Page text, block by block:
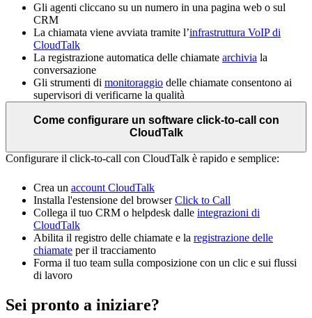
Gli agenti cliccano su un numero in una pagina web o sul
CRM
La chiamata viene avviata tramite l’infrastruttura VoIP di
CloudTalk
La registrazione automatica delle chiamate archivia la
conversazione
Gli strumenti di monitoraggio delle chiamate consentono ai
supervisori di verificarne la qualità
Come configurare un software click-to-call con
CloudTalk
Configurare il click-to-call con CloudTalk è rapido e semplice:
Crea un account CloudTalk
Installa l'estensione del browserClick to Call
Collega il tuo CRM o helpdesk dalle integrazioni di
CloudTalk
Abilita il registro delle chiamate e la registrazione delle
chiamate per il tracciamento
Forma il tuo team sulla composizione con un clic e sui flussi
di lavoro
Sei pronto a iniziare?